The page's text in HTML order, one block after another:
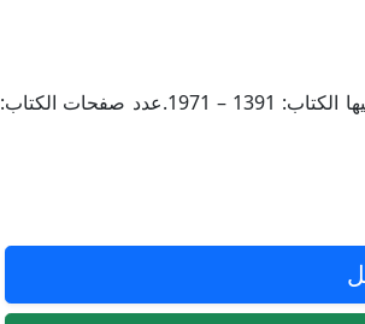
الناشر للكتاب: مطبعة المدني.مجلدات بعدد: 1.السنة التي نشر فيها الكتاب: 1391 – 1971.عدد صفحات الكتاب: